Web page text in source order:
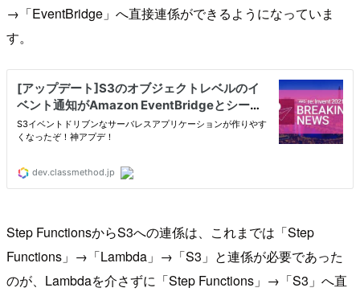
→「EventBridge」へ直接連係ができるようになっていま
す。
Step FunctionsからS3への連係は、これまでは「Step
Functions」→「Lambda」→「S3」と連係が必要であった
のが、Lambdaを介さずに「Step Functions」→「S3」へ直